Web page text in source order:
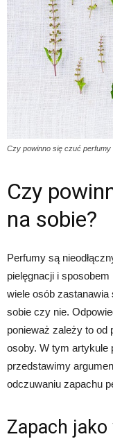
Czy powinno się czuć perfumy
Czy
na sobie?
Perfumy są
pielęgnacji i
wiele osób
sobie czy nie.
ponieważ zależy to od
osoby. W tym artykule
przedstawimy
odczuwaniu zapachu
Zapach